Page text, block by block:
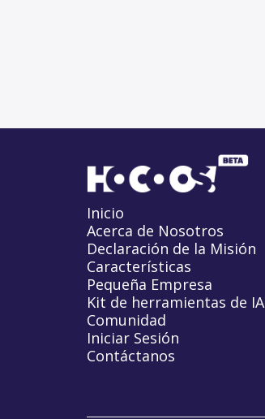
Inicio
Acerca de Nosotros
Declaración de la Misión
Características
Pequeña Empresa
Kit de herramientas de IA
Comunidad
Iniciar Sesión
Contáctanos